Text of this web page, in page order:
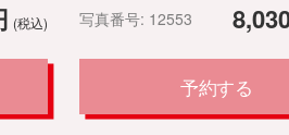
(税込) 写真番号: 12553
予約する